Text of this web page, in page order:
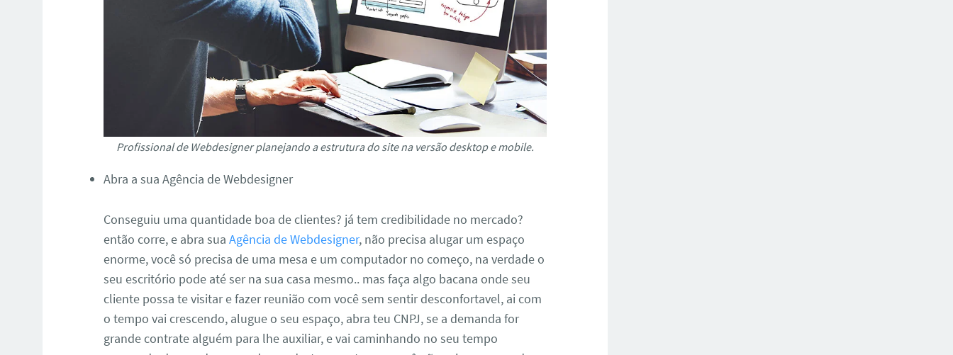
Profissional de Webdesigner planejando a estrutura do site na versão desktop e mobile.
Abra a sua Agência de Webdesigner
Conseguiu uma quantidade boa de clientes? já tem credibilidade no mercado?
então corre, e abra suaAgência de Webdesigner, não precisa alugar um espaço
enorme, você só precisa de uma mesa e um computador no começo, na verdade o
seu escritório pode até ser na sua casa mesmo.. mas faça algo bacana onde seu
cliente possa te visitar e fazer reunião com você sem sentir desconfortavel, ai com
o tempo vai crescendo, alugue o seu espaço, abra teu CNPJ, se a demanda for
grande contrate alguém para lhe auxiliar, e vai caminhando no seu tempo